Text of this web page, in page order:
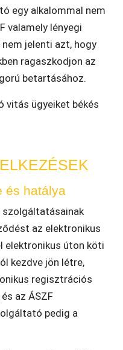
egy alkalommal nem
valamely lényegi
jelenti azt, hogy
ragaszkodjon az
betartásához.
vitás ügyeiket békés
és hatálya
szolgáltatásainak
az elektronikus
elektronikus úton köti
kezdve jön létre,
regisztrációs
az ÁSZF
pedig a